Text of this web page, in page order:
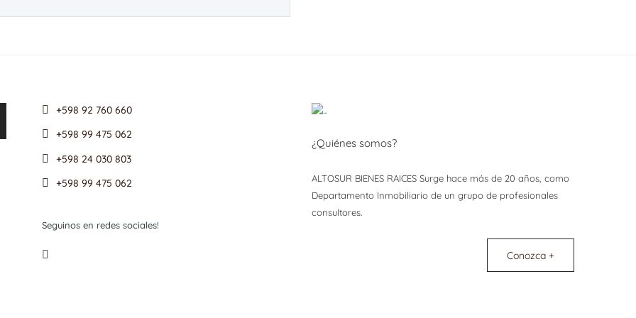
+598 92 760 660
+598 99 475 062
+598 24 030 803
+598 99 475 062
Seguinos en redes sociales!
¿Quiénes somos?
ALTOSUR BIENES RAICES Surge hace más de 20 años, como
Departamento Inmobiliario de un grupo de profesionales
consultores.
Conozca +